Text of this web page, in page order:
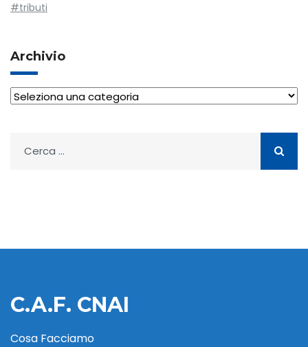
#tributi
Archivio
Archivio
per:
C.A.F. CNAI
Cosa Facciamo